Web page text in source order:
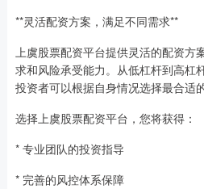
**灵活配资方案，满足不同需求**
上虞股票配资平台提供灵活的配资方
求和风险承受能力。从低杠杆到高杠
投资者可以根据自身情况选择最合适
选择上虞股票配资平台，您将获得：
* 专业团队的投资指导
* 完善的风控体系保障